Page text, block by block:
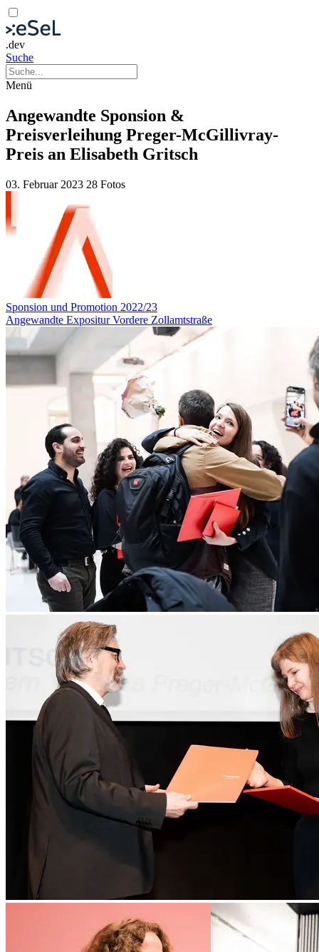
.dev
Suche
Menü
Angewandte Sponsion &
Preisverleihung Preger-McGillivray-
Preis an Elisabeth Gritsch
03. Februar 2023 28 Fotos
Sponsion und Promotion 2022/23
Angewandte Expositur Vordere Zollamtstraße